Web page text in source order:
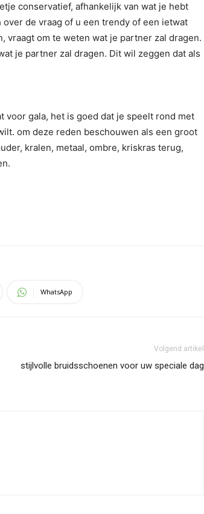
conservatief, afhankelijk van wat je hebt
de vraag of u een trendy of een ietwat
vraagt om te weten wat je partner zal dragen.
je partner zal dragen. Dit wil zeggen dat als
voor gala, het is goed dat je speelt rond met
om deze reden beschouwen als een groot
kralen, metaal, ombre, kriskras terug,
WhatsApp
Volgend artikel
stijlvolle bruidsschoenen voor uw speciale dag